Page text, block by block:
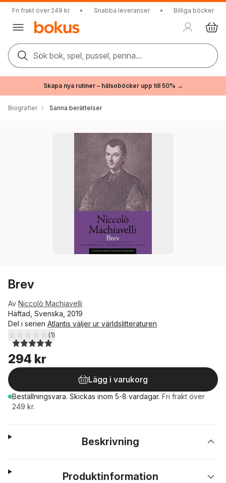
Fri frakt över 249 kr • Snabba leveranser • Billiga böcker
Sök bok, spel, pussel, penna...
Skapa nya rutiner – hälsoböcker upp till 50% →
Biografier Sanna berättelser
Brev
Av Niccolò Machiavelli
Häftad, Svenska, 2019
Del i serien Atlantis väljer ur världslitteraturen
5,0utav 5 stjärnor. Totalt antal röster:
(1)
294 kr
Lägg i varukorg
Beställningsvara. Skickas inom 5-8 vardagar. Fri frakt över
249 kr.
Beskrivning
Produktinformation